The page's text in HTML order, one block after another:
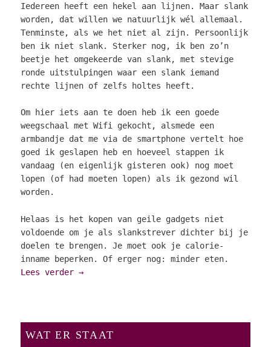
Iedereen heeft een hekel aan lijnen. Maar slank
worden, dat willen we natuurlijk wél allemaal.
Tenminste, als we het niet al zijn. Persoonlijk
ben ik niet slank. Sterker nog, ik ben zo’n
beetje het omgekeerde van slank, met stevige
ronde uitstulpingen waar een slank iemand
rechte lijnen of zelfs holtes heeft.
Om hier iets aan te doen heb ik een goede
weegschaal met Wifi gekocht, alsmede een
armbandje dat me via de smartphone vertelt hoe
goed ik geslapen heb en hoeveel stappen ik
vandaag (en eigenlijk gisteren ook) nog moet
lopen (of had moeten lopen) als ik gezond wil
worden.
Helaas is het kopen van geile gadgets niet
voldoende om je als slankstrever dichter bij je
doelen te brengen. Je moet ook je calorie-
inname beperken. Of erger nog: minder eten.
Lees verder→
WAT ER STAAT